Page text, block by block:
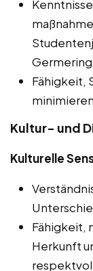
Fähigkeit,
Kultur- und
Kulturelle
Fähigkeit,
Herkunft